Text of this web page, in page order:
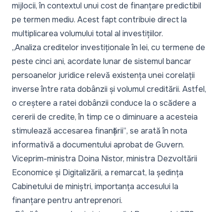
mijlocii, în contextul unui cost de finanțare predictibil
pe termen mediu. Acest fapt contribuie direct la
multiplicarea volumului total al investițiilor.
„Analiza creditelor investiționale în lei, cu termene de
peste cinci ani, acordate lunar de sistemul bancar
persoanelor juridice relevă existența unei corelații
inverse între rata dobânzii și volumul creditării. Astfel,
o creștere a ratei dobânzii conduce la o scădere a
cererii de credite, în timp ce o diminuare a acesteia
stimulează accesarea finanțării”, se arată în nota
informativă a documentului aprobat de Guvern.
Viceprim-ministra Doina Nistor, ministra Dezvoltării
Economice și Digitalizării, a remarcat, la ședința
Cabinetului de miniștri, importanța accesului la
finanțare pentru antreprenori.